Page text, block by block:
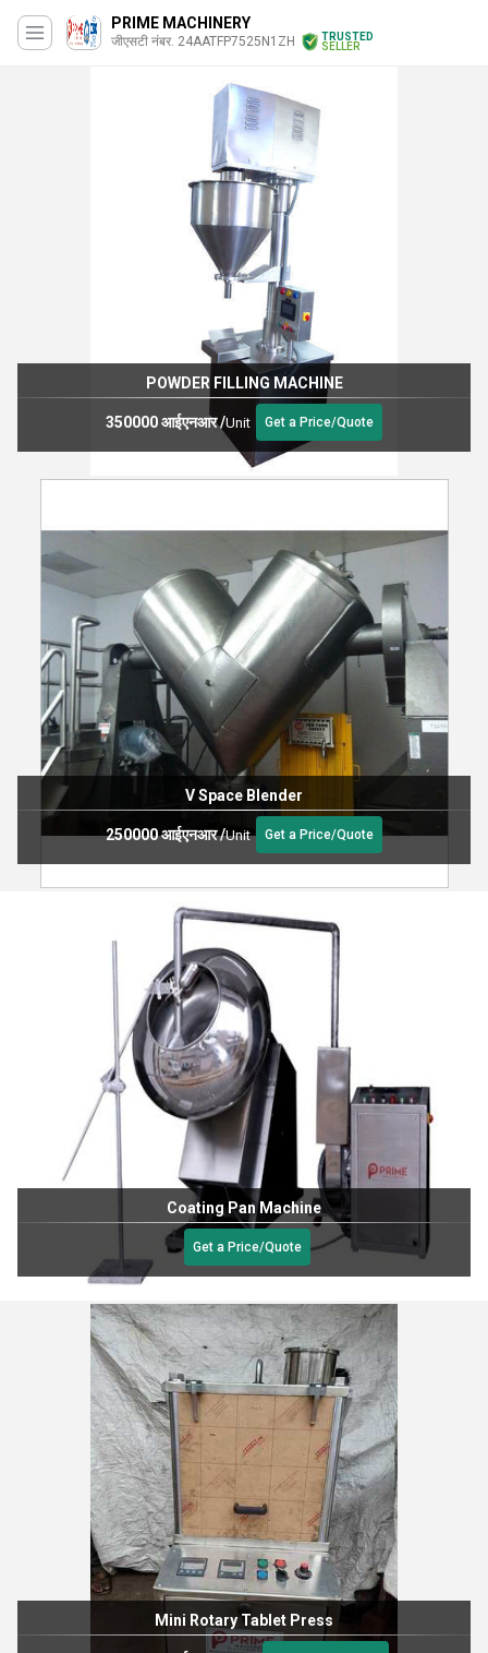
PRIME MACHINERY
जीएसटी नंबर. 24AATFP7525N1ZH
TRUSTED
SELLER
POWDER FILLING MACHINE
350000 आईएनआर/Unit Get a Price/Quote
V Space Blender
250000 आईएनआर/Unit Get a Price/Quote
Coating Pan Machine
Get a Price/Quote
Mini Rotary Tablet Press